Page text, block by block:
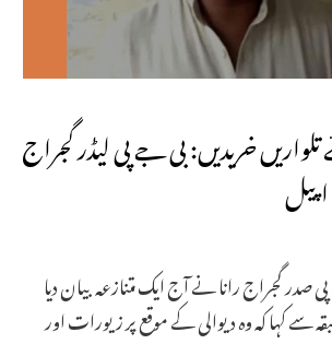
خریدیں: بی جے پی لیڈر گجراج
صدر گجراج رانا نے آج ایک متنازعہ بیان دیا
کہا کہ وہ دیوالی کے موقع پر زیورات اور